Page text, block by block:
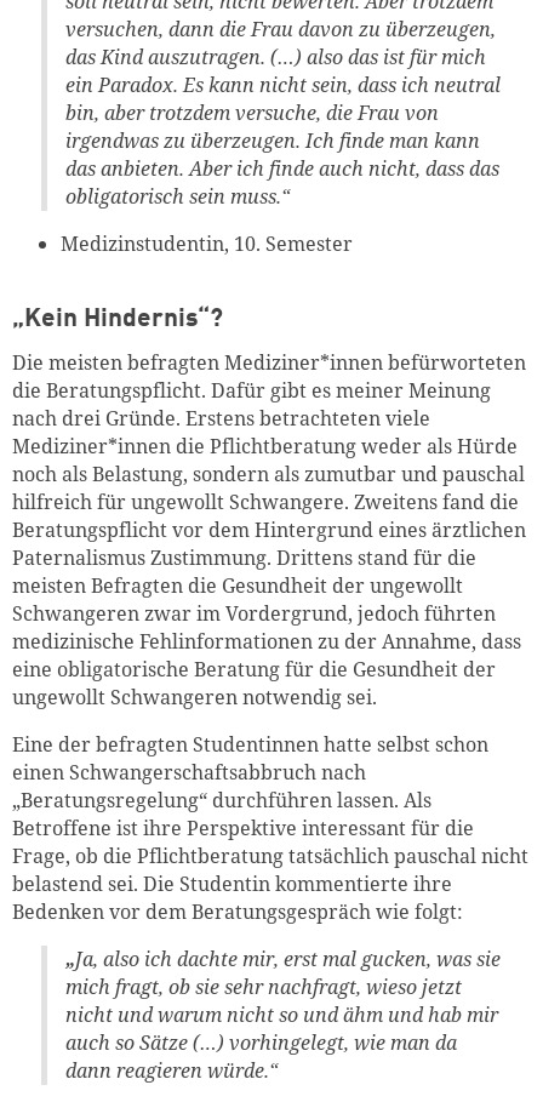
versuchen, dann die Frau davon zu überzeugen,
das Kind auszutragen. (…) also das ist für mich
ein Paradox. Es kann nicht sein, dass ich neutral
bin, aber trotzdem versuche, die Frau von
irgendwas zu überzeugen. Ich finde man kann
das anbieten. Aber ich finde auch nicht, dass das
obligatorisch sein muss.“
Medizinstudentin, 10. Semester
„Kein Hindernis“?
Die meisten befragten Mediziner*innen befürworteten
die Beratungspflicht. Dafür gibt es meiner Meinung
nach drei Gründe. Erstens betrachteten viele
Mediziner*innen die Pflichtberatung weder als Hürde
noch als Belastung, sondern als zumutbar und pauschal
hilfreich für ungewollt Schwangere. Zweitens fand die
Beratungspflicht vor dem Hintergrund eines ärztlichen
Paternalismus Zustimmung. Drittens stand für die
meisten Befragten die Gesundheit der ungewollt
Schwangeren zwar im Vordergrund, jedoch führten
medizinische Fehlinformationen zu der Annahme, dass
eine obligatorische Beratung für die Gesundheit der
ungewollt Schwangeren notwendig sei.
Eine der befragten Studentinnen hatte selbst schon
einen Schwangerschaftsabbruch nach
„Beratungsregelung“ durchführen lassen. Als
Betroffene ist ihre Perspektive interessant für die
Frage, ob die Pflichtberatung tatsächlich pauschal nicht
belastend sei. Die Studentin kommentierte ihre
Bedenken vor dem Beratungsgespräch wie folgt:
„Ja, also ich dachte mir, erst mal gucken, was sie
mich fragt, ob sie sehr nachfragt, wieso jetzt
nicht und warum nicht so und ähm und hab mir
auch so Sätze (…) vorhingelegt, wie man da
dann reagieren würde.“